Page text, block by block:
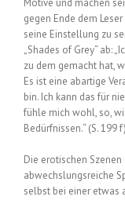
gegen Ende dem
seine Einstellung zu
„Shades of Grey“ ab:
zu dem gemacht hat,
Es ist eine abartige
bin. Ich kann das für
fühle mich wohl, so,
Bedürfnissen.“ (S. 199 f)
Die erotischen
abwechslungsreiche
selbst bei einer etwas